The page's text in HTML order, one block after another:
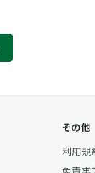
その他
利用規